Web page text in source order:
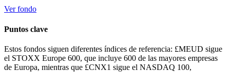
Ver fondo
Puntos clave
Estos fondos siguen diferentes índices de referencia: £MEUD sigue
el STOXX Europe 600, que incluye 600 de las mayores empresas
de Europa, mientras que £CNX1 sigue el NASDAQ 100,